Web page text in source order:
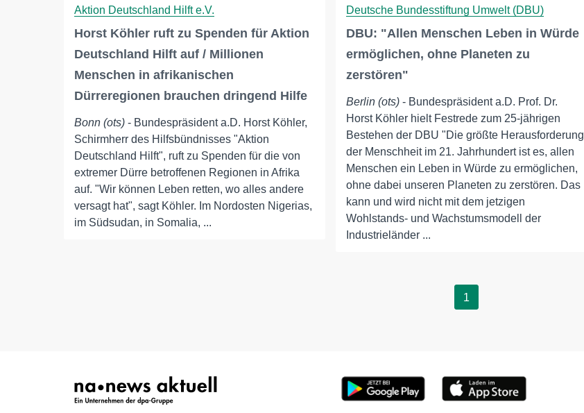
Aktion Deutschland Hilft e.V.
Horst Köhler ruft zu Spenden für Aktion
Deutschland Hilft auf / Millionen
Menschen in afrikanischen
Dürreregionen brauchen dringend Hilfe
Bonn (ots) - Bundespräsident a.D. Horst Köhler,
Schirmherr des Hilfsbündnisses "Aktion
Deutschland Hilft", ruft zu Spenden für die von
extremer Dürre betroffenen Regionen in Afrika
auf. "Wir können Leben retten, wo alles andere
versagt hat", sagt Köhler. Im Nordosten Nigerias,
im Südsudan, in Somalia, ...
Deutsche Bundesstiftung Umwelt (DBU)
DBU: "Allen Menschen Leben in Würde
ermöglichen, ohne Planeten zu
zerstören"
Berlin (ots)- Bundespräsident a.D. Prof. Dr.
Horst Köhler hielt Festrede zum 25-jährigen
Bestehen der DBU "Die größte Herausforderung
der Menschheit im 21. Jahrhundert ist es, allen
Menschen ein Leben in Würde zu ermöglichen,
ohne dabei unseren Planeten zu zerstören. Das
kann und wird nicht mit dem jetzigen
Wohlstands- und Wachstumsmodell der
Industrieländer ...
1